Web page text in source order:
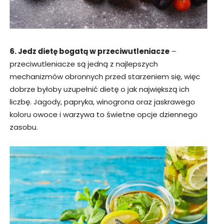
6. Jedz dietę bogatą w przeciwutleniacze –
przeciwutleniacze są jedną z najlepszych
mechanizmów obronnych przed starzeniem się, więc
dobrze byłoby uzupełnić dietę o jak największą ich
liczbę. Jagody, papryka, winogrona oraz jaskrawego
koloru owoce i warzywa to świetne opcje dziennego
zasobu.